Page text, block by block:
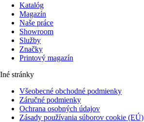
Katalóg
Magazín
Naše práce
Showroom
Služby
Značky
Printový magazín
Iné stránky
Všeobecné obchodné podmienky
Záručné podmienky
Ochrana osobných údajov
Zásady používania súborov cookie (EÚ)